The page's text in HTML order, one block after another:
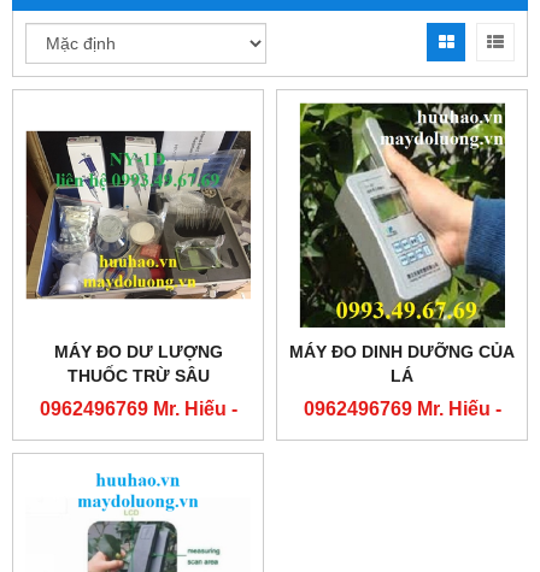
MÁY ĐO DƯ LƯỢNG
THUỐC TRỪ SÂU
0962496769 Mr. Hiếu -
0763556769 Mr. Cường
MÁY ĐO DINH DƯỠNG CỦA
LÁ
0962496769 Mr. Hiếu -
0763556769 Mr. Cường